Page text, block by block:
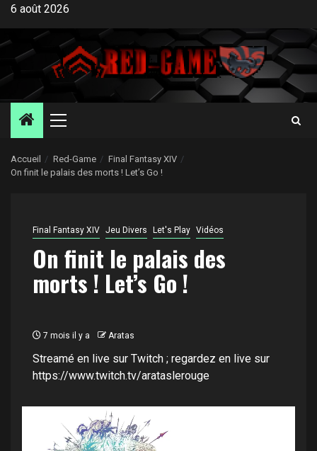
Aller
contenu
6 août 2026
Menu
Accueil Red-Game
Final Fantasy XIV
On finit le palais des morts ! Let’s Go !
Final Fantasy XIV Jeu Divers Let's Play Vidéos
On finit le palais des
morts ! Let’s Go !
7 mois il y a Aratas
Streamé en live sur Twitch ; regardez en live sur
https://www.twitch.tv/arataslerouge